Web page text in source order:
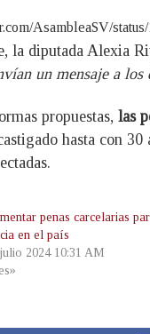
AsambleaSV/
la diputada Alexia
un mensaje a
propuestas, las
hasta con
penas carcelarias
en el país
2024 10:31 AM